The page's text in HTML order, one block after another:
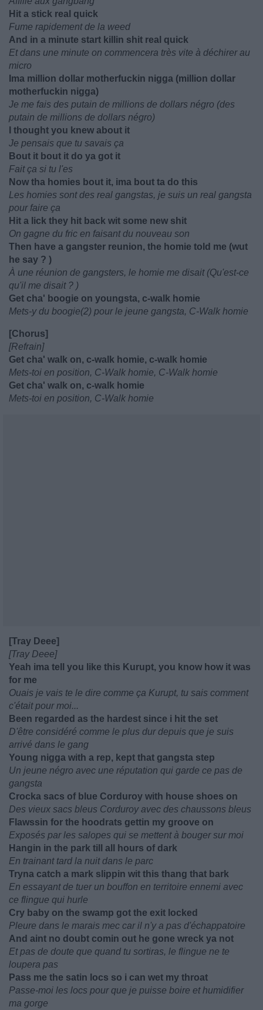
Hit a stick real quick
Fume rapidement de la weed
And in a minute start killin shit real quick
Et dans une minute on commencera très vite à déchirer au
micro
Ima million dollar motherfuckin nigga (million dollar
motherfuckin nigga)
Je me fais des putain de millions de dollars négro (des
putain de millions de dollars négro)
I thought you knew about it
Je pensais que tu savais ça
Bout it bout it do ya got it
Fait ça si tu l'es
Now tha homies bout it, ima bout ta do this
Les homies sont des real gangstas, je suis un real gangsta
pour faire ça
Hit a lick they hit back wit some new shit
On gagne du fric en faisant du nouveau son
Then have a gangster reunion, the homie told me (wut
he say ? )
À une réunion de gangsters, le homie me disait (Qu'est-ce
qu'il me disait ? )
Get cha' boogie on youngsta, c-walk homie
Mets-y du boogie(2) pour le jeune gangsta, C-Walk homie
[Chorus]
[Refrain]
Get cha' walk on, c-walk homie, c-walk homie
Mets-toi en position, C-Walk homie, C-Walk homie
Get cha' walk on, c-walk homie
Mets-toi en position, C-Walk homie
[Tray Deee]
[Tray Deee]
Yeah ima tell you like this Kurupt, you know how it was
for me
Ouais je vais te le dire comme ça Kurupt, tu sais comment
c'était pour moi...
Been regarded as the hardest since i hit the set
D'être considéré comme le plus dur depuis que je suis
arrivé dans le gang
Young nigga with a rep, kept that gangsta step
Un jeune négro avec une réputation qui garde ce pas de
gangsta
Crocka sacs of blue Corduroy with house shoes on
Des vieux sacs bleus Corduroy avec des chaussons bleus
Flawssin for the hoodrats gettin my groove on
Exposés par les salopes qui se mettent à bouger sur moi
Hangin in the park till all hours of dark
En trainant tard la nuit dans le parc
Tryna catch a mark slippin wit this thang that bark
En essayant de tuer un bouffon en territoire ennemi avec
ce flingue qui hurle
Cry baby on the swamp got the exit locked
Pleure dans le marais mec car il n'y a pas d'échappatoire
And aint no doubt comin out he gone wreck ya not
Et pas de doute que quand tu sortiras, le flingue ne te
loupera pas
Pass me the satin locs so i can wet my throat
Passe-moi les locs pour que je puisse boire et humidifier
ma gorge